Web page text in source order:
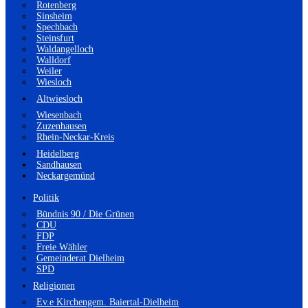
Rotenberg
Sinsheim
Spechbach
Steinsfurt
Waldangelloch
Walldorf
Weiler
Wiesloch
Altwiesloch
Wiesenbach
Zuzenhausen
Rhein-Neckar-Kreis
Heidelberg
Sandhausen
Neckargemünd
Politik
Bündnis 90 / Die Grünen
CDU
FDP
Freie Wähler
Gemeinderat Dielheim
SPD
Religionen
Ev.e Kirchengem. Baiertal-Dielheim